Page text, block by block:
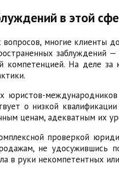
в этой
многие клиенты
компетенцией. На деле
юристов-
о низкой
ценам, адекватным их
проверкой
не удосужившись
в руки некомпетентных